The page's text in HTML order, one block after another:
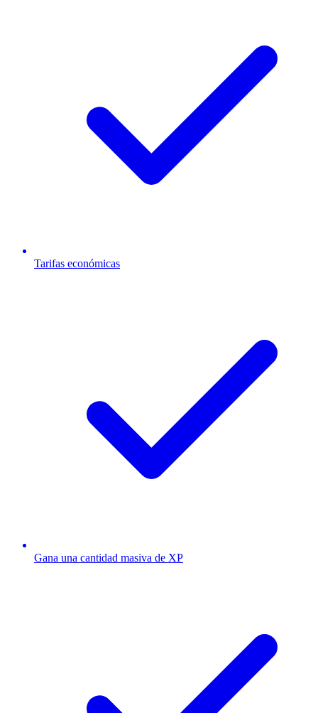
Tarifas económicas
Gana una cantidad masiva de XP